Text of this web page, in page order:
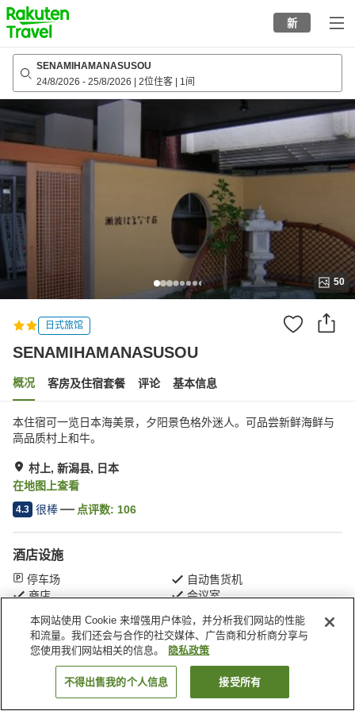
to
top
page
新
SENAMIHAMANASUSOU
24/8/2026 - 25/8/2026 2位住客 1间
50
日式旅馆
SENAMIHAMANASUSOU
概况 客房及住宿套餐 评论 基本信息
本住宿可一览日本海美景，夕阳景色格外迷人。可品尝新鲜海鲜与
高品质村上和牛。
村上, 新潟县, 日本
在地图上查看
4.3 很棒 点评数: 106
酒店设施
停车场
自动售货机
商店
会议室
首页 日本 新潟县 村上 SENAMIHAMANASUSOU
搜索客房
本网站使用 Cookie 来增强用户体验，并分析我们网站的性能
和流量。我们还会与合作的社交媒体、广告商和分析商分享与
您使用我们网站相关的信息。
隐私政策
不得出售我的个人信息 接受所有